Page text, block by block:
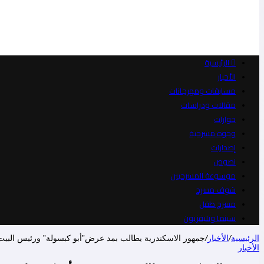
الرئيسية
الأخبار
مسابقات ومهرجانات
مقالات ودراسات
حوارات
وجوه مسرحية
إصدارات
نصوص
موسوعة المسرحيين
شوف مسرح
مسرح طفل
سينما وتليفزيون
الرئيسية/الأخبار/جمهور الاسكندرية يطالب بمد عرض”أبو كبسولة” ورئيس
الأخبار